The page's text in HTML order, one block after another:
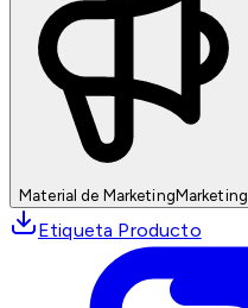
Material de MarketingMarketing
Etiqueta Producto